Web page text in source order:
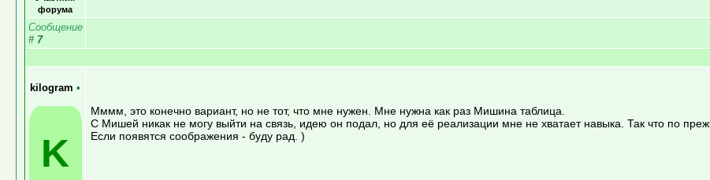
форума
Сообщение
# 7
kilogram •
K
Мммм, это конечно вариант, но не тот, что мне нужен. Мне нужна как раз Мишина таблица.
С Мишей никак не могу выйти на связь, идею он подал, но для её реализации мне не хватает навыка. Так что по
Если появятся соображения - буду рад. )